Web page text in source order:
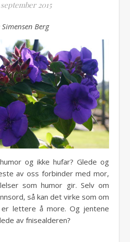
september 2015
Berg
og ikke hufar? Glede og
av oss forbinder med mor,
som humor gir. Selv om
så kan det virke som om
lettere å more. Og jentene
av fnisealderen?